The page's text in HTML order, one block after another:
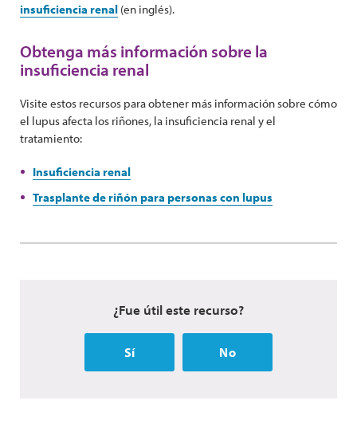
insuficiencia renal (en inglés).
Obtenga más información sobre la
insuficiencia renal
Visite estos recursos para obtener más información sobre cómo
el lupus afecta los riñones, la insuficiencia renal y el
tratamiento:
Insuficiencia renal
Trasplante de riñón para personas con lupus
¿Fue útil este recurso?
Sí No